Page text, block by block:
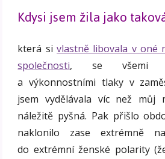
Kdysi jsem žila jako
která sivlastně libovala v oné
společnosti, se všemi
a výkonnostními tlaky v
jsem vydělávala víc než
náležitě pyšná. Pak přišlo
naklonilo zase extrémně
do extrémní ženské polarity